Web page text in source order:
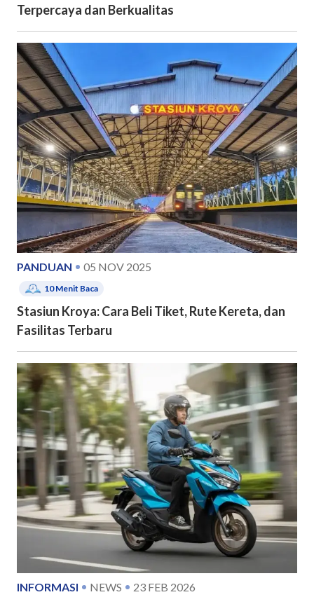
Terpercaya dan Berkualitas
PANDUAN 05 NOV 2025
10Menit Baca
Stasiun Kroya: Cara Beli Tiket, Rute Kereta, dan
Fasilitas Terbaru
INFORMASI NEWS 23 FEB 2026